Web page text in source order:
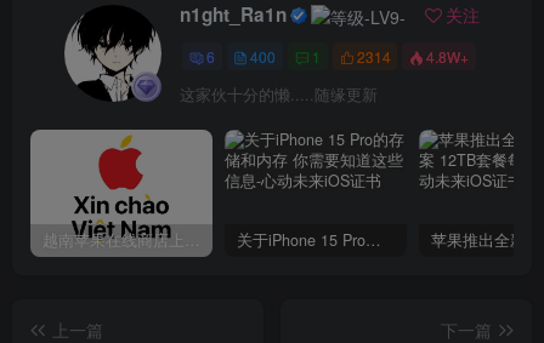
n1ght_Ra1n 关注
6 400 1 2314 4.8W+
这家伙十分的懒.....随缘更新
越南苹果在线商店上线 买一部iPhone 14需要多少钱？ 关于iPhone 15 Pro的存储和内存 你需要知道这些信息
上一篇
下一篇